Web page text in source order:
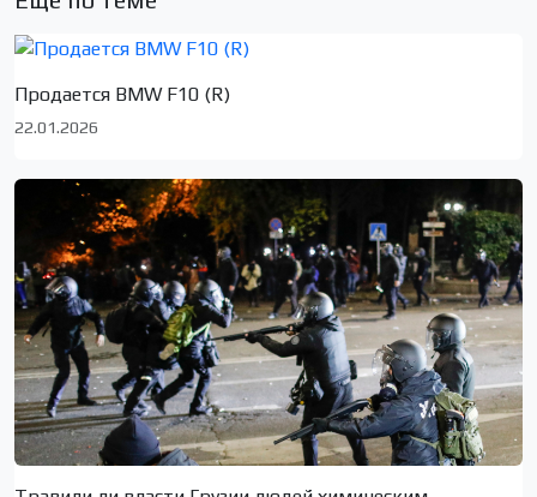
Продается BMW F10 (R)
22.01.2026